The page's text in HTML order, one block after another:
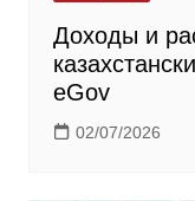
Доходы и
eGov
02/07/2026